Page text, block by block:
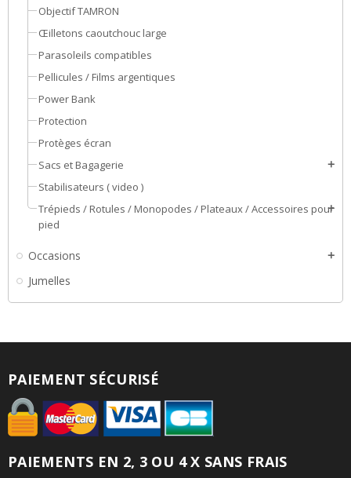
Objectif TAMRON
Œilletons caoutchouc large
Parasoleils compatibles
Pellicules / Films argentiques
Power Bank
Protection
Protèges écran
Sacs et Bagagerie
add
Stabilisateurs ( video )
Trépieds / Rotules / Monopodes / Plateaux / Accessoires pour
pied
add
Occasions add
Jumelles
PAIEMENT SÉCURISÉ
PAIEMENTS EN 2, 3 OU 4 X SANS FRAIS